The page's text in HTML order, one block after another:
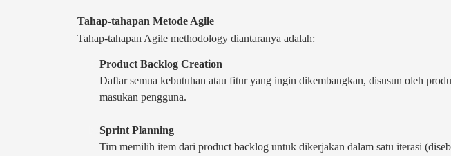
Tahap-tahapan Metode Agile
Tahap-tahapan Agile methodology diantaranya adalah:
Product Backlog Creation
Daftar semua kebutuhan atau fitur yang ingin dikembangkan, disusun oleh
masukan pengguna.
Sprint Planning
Tim memilih item dari product backlog untuk dikerjakan dalam satu iterasi